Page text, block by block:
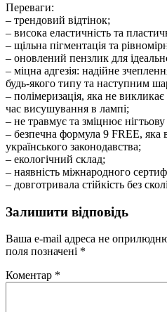
Переваги:
– трендовий відтінок;
– висока еластичність та
– щільна пігментація та
– оновлений пензлик для
– міцна адгезія: надійне
будь-якого типу та наступним
– полімеризація, яка не
час висушування в лампі;
– не травмує та зміцнює
– безпечна формула 9 FREE, яка
українського законодавства;
– екологічний склад;
– наявність міжнародного
– довготривала стійкість без
Залишити відповідь
Ваша e-mail адреса не
поля позначені *
Коментар *